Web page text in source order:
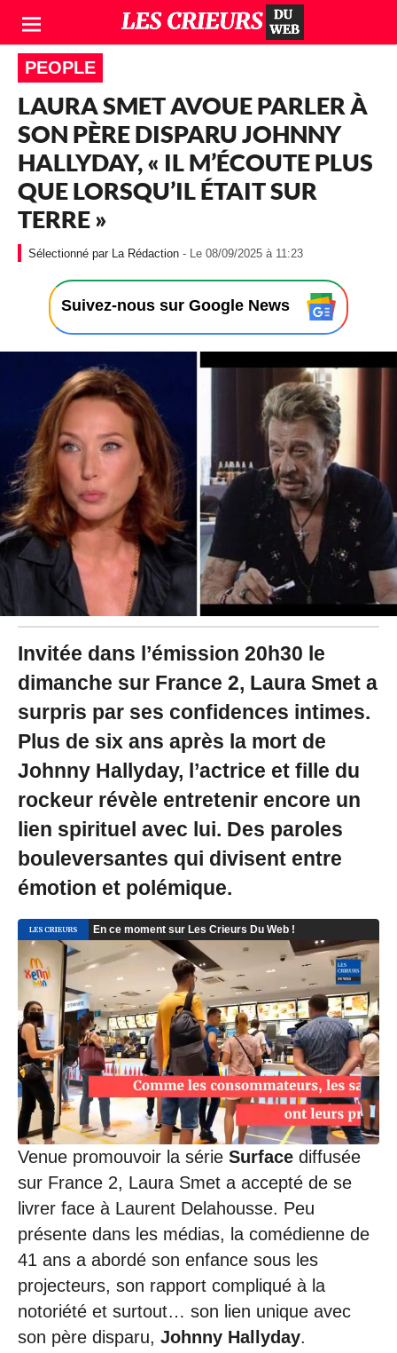
PEOPLE
LAURA SMET AVOUE PARLER À
SON PÈRE DISPARU JOHNNY
HALLYDAY, « IL M’ÉCOUTE PLUS
QUE LORSQU’IL ÉTAIT SUR
TERRE »
La Rédaction - Le 08/09/2025 à 11:23
0
/
0
9
/
2
0
2
5
à
1
1
:
2
3
Suivez-nous sur Google News
Invitée dans l’émission 20h30 le
dimanche sur France 2, Laura Smet a
surpris par ses confidences intimes.
Plus de six ans après la mort de
Johnny Hallyday, l’actrice et fille du
rockeur révèle entretenir encore un
lien spirituel avec lui. Des paroles
bouleversantes qui divisent entre
émotion et polémique.
Venue promouvoir la série Surface diffusée
sur France 2, Laura Smet a accepté de se
livrer face à Laurent Delahousse. Peu
présente dans les médias, la comédienne de
41 ans a abordé son enfance sous les
projecteurs, son rapport compliqué à la
notoriété et surtout… son lien unique avec
son père disparu, Johnny Hallyday.